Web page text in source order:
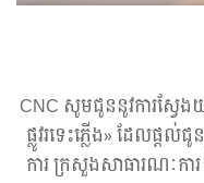
CNC សូមជូននូវការស្វែង
ផ្លូវរទេះភ្លើង» ដែលផ្
ការ ក្រសួងសាធារណៈក